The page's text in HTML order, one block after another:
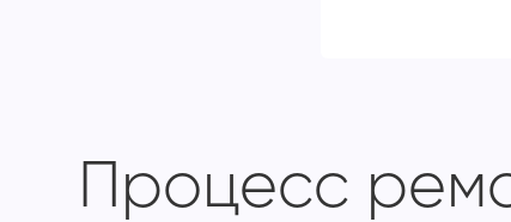
Процесс